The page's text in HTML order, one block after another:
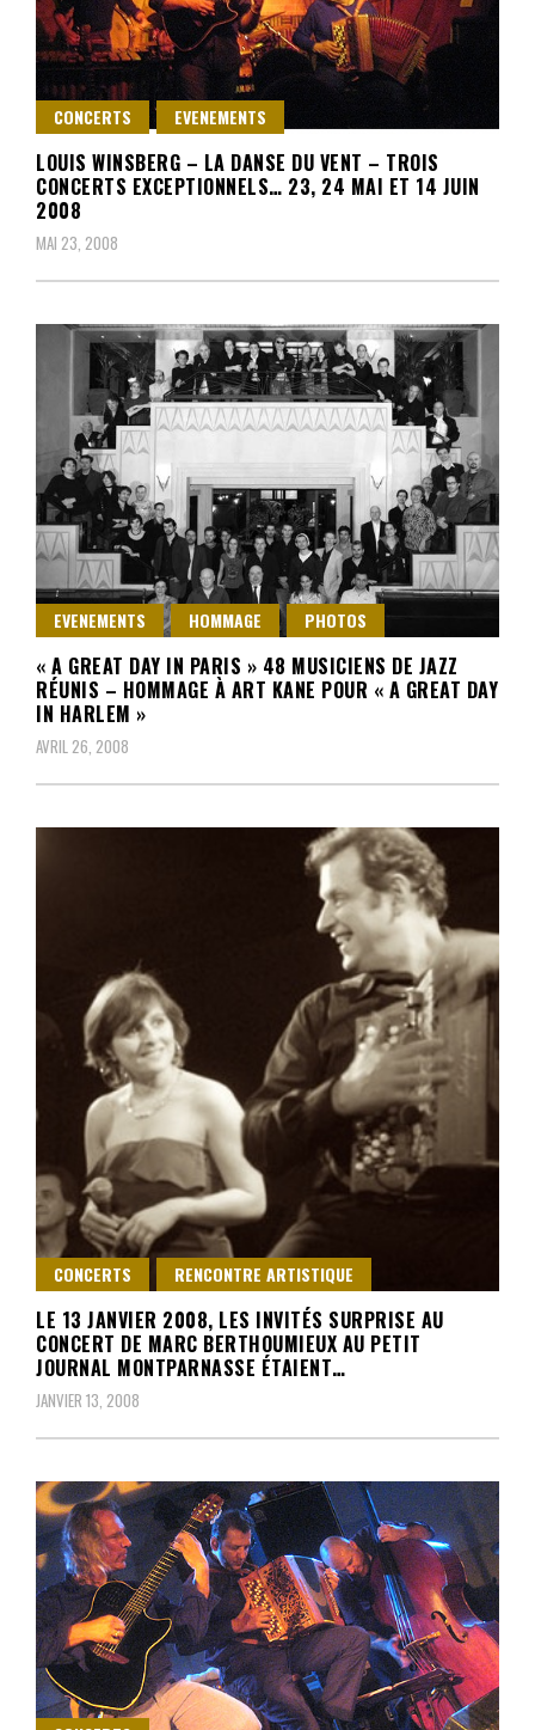
CONCERTS EVENEMENTS
LOUIS WINSBERG – LA DANSE DU VENT – TROIS
CONCERTS EXCEPTIONNELS… 23, 24 MAI ET 14 JUIN
2008
MAI 23, 2008
EVENEMENTS HOMMAGE PHOTOS
« A GREAT DAY IN PARIS » 48 MUSICIENS DE JAZZ
RÉUNIS – HOMMAGE À ART KANE POUR « A GREAT DAY
IN HARLEM »
AVRIL 26, 2008
CONCERTS RENCONTRE ARTISTIQUE
LE 13 JANVIER 2008, LES INVITÉS SURPRISE AU
CONCERT DE MARC BERTHOUMIEUX AU PETIT
JOURNAL MONTPARNASSE ÉTAIENT…
JANVIER 13, 2008